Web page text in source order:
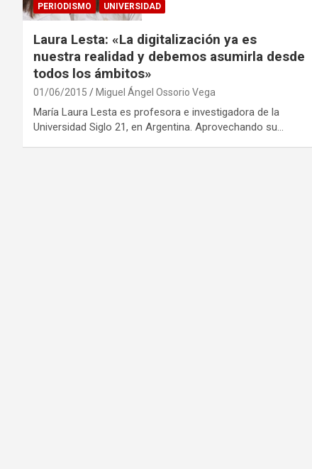
PERIODISMO
UNIVERSIDAD
Laura Lesta: «La digitalización ya es
nuestra realidad y debemos asumirla desde
todos los ámbitos»
01/06/2015 Miguel Ángel Ossorio Vega
María Laura Lesta es profesora e investigadora de la
Universidad Siglo 21, en Argentina. Aprovechando su…